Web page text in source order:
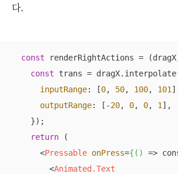
다.
const renderRightActions = (
const trans =
inputRange: [0, 50, 100, 101
outputRange: [-20, 0, 0, 1 ],
    });
return (
<Pressable onPress={() =>
<Animated.Text